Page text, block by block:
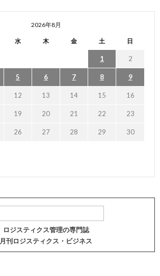
2026年8月
水 木 金 土 日
1 2
5 6 7 8 9
12 13 14 15 16
19 20 21 22 23
26 27 28 29 30
ロジスティクス管理の専門誌
月刊ロジスティクス・ビジネス